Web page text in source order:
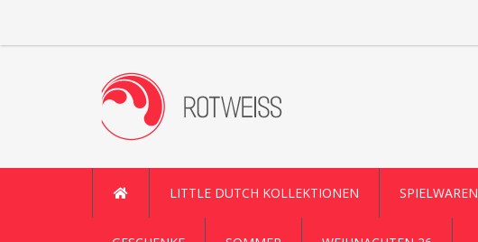
LITTLE DUTCH KOLLEKTIONEN SPIELWAREN